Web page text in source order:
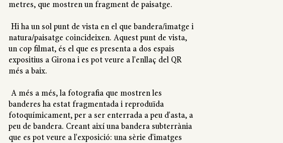
metres, que mostren un fragment de paisatge.
Hi ha un sol punt de vista en el que bandera/imatge i
natura/paisatge coincideixen. Aquest punt de vista,
un cop filmat, és el que es presenta a dos espais
expositius a Girona i es pot veure a l'enllaç del QR
més a baix.
A més a més, la fotografia que mostren les
banderes ha estat fragmentada i reproduïda
fotoquímicament, per a ser enterrada a peu d'asta, a
peu de bandera. Creant així una bandera subterrània
que es pot veure a l'exposició: una sèrie d'imatges